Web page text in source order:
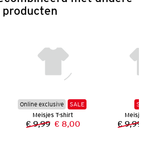
producten
Online exclusive
SALE
Meisjes T-shirt
Vorige prijs:
€ 9,99 Nieuwe prijs:
€ 8,00 € 9,99